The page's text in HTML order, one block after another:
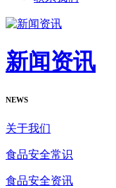
新闻资讯
NEWS
关于我们
食品安全常识
食品安全资讯